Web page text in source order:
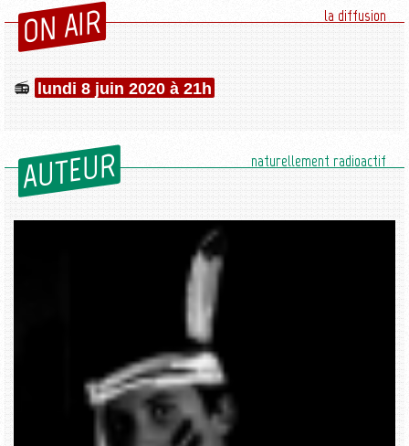
ON AIR la diffusion
lundi 8 juin 2020 à 21h
AUTEUR naturellement radioactif